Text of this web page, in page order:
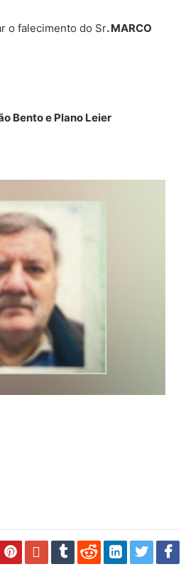
o falecimento do Sr. MARCO
Bento e Plano Leier